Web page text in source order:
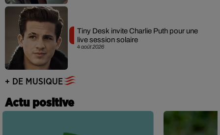
4 août 2026
Tiny Desk invite Charlie Puth pour une
live session solaire
+ DE MUSIQUE
Actu positive